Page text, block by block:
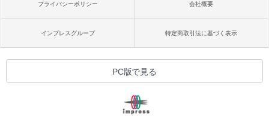
プライバシーポリシー 会社概要
インプレスグループ 特定商取引法に基づく表示
PC版で見る